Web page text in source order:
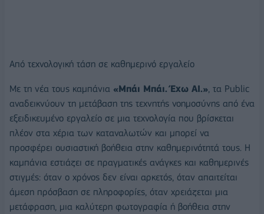
Από τεχνολογική τάση σε καθημερινό εργαλείο
Με τη νέα τους καμπάνια «Μπάι Μπάι. Έχω AI.», τα Public
αναδεικνύουν τη μετάβαση της τεχνητής νοημοσύνης από ένα
εξειδικευμένο εργαλείο σε μια τεχνολογία που βρίσκεται
πλέον στα χέρια των καταναλωτών και μπορεί να
προσφέρει ουσιαστική βοήθεια στην καθημερινότητά τους. Η
καμπάνια εστιάζει σε πραγματικές ανάγκες και καθημερινές
στιγμές: όταν ο χρόνος δεν είναι αρκετός, όταν απαιτείται
άμεση πρόσβαση σε πληροφορίες, όταν χρειάζεται μια
μετάφραση, μια καλύτερη φωτογραφία ή βοήθεια στην